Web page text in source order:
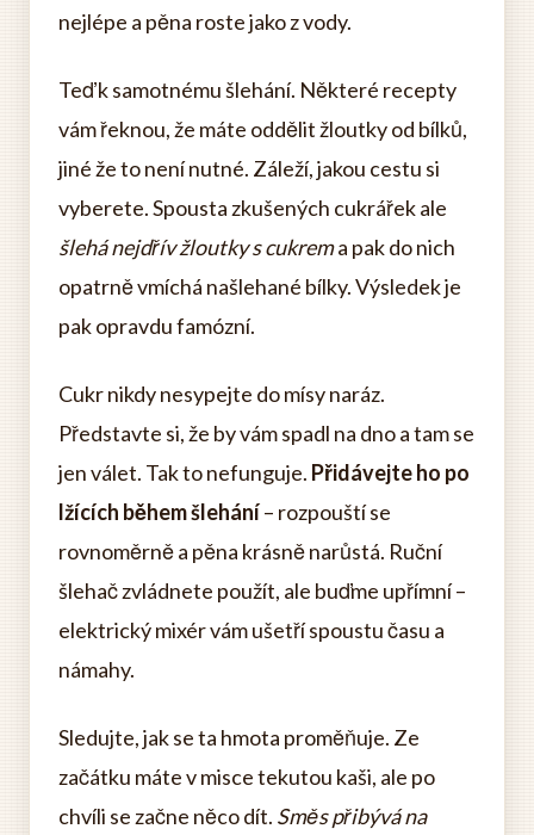
nejlépe a pěna roste jako z vody.
Teď k samotnému šlehání. Některé recepty
vám řeknou, že máte oddělit žloutky od bílků,
jiné že to není nutné. Záleží, jakou cestu si
vyberete. Spousta zkušených cukrářek ale
šlehá nejdřív žloutky s cukrema pak do nich
opatrně vmíchá našlehané bílky. Výsledek je
pak opravdu famózní.
Cukr nikdy nesypejte do mísy naráz.
Představte si, že by vám spadl na dno a tam se
jen válet. Tak to nefunguje. Přidávejte ho po
lžících během šlehání– rozpouští se
rovnoměrně a pěna krásně narůstá. Ruční
šlehač zvládnete použít, ale buďme upřímní –
elektrický mixér vám ušetří spoustu času a
námahy.
Sledujte, jak se ta hmota proměňuje. Ze
začátku máte v misce tekutou kaši, ale po
chvíli se začne něco dít. Směs přibývá na